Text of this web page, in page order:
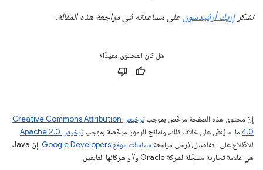
نشكرإريك أرفيدسون على مساعدته في مراجعة هذه المقالة.
هل كان المحتوى مفيدًا؟
إنّ محتوى هذه الصفحة مرخّص بموجب
ترخيص Creative Commons Attribution
4.0‏ ما لم يُنصّ على خلاف ذلك، ونماذج الرموز مرخّصة بموجبترخيص Apache 2.0‏
.
للاطّلاع على التفاصيل، يُرجى مراجعة سياسات موقع Google Developers‏
. إنّ Java
هي علامة تجارية مسجَّلة لشركة Oracle و/أو شركائها التابعين.